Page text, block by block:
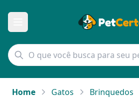
Home Gatos Brinquedos